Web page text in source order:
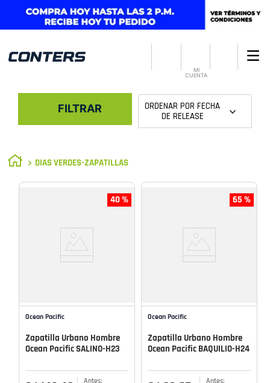
MI
CUENTA
FILTRAR ORDENAR POR FECHA
DE RELEASE
DIAS VERDES-ZAPATILLAS
40 %
Ocean Pacific
Zapatilla Urbano Hombre
Ocean Pacific SALINO-H23
65 %
Ocean Pacific
Zapatilla Urbano Hombre
Ocean Pacific BAQUILIO-H24